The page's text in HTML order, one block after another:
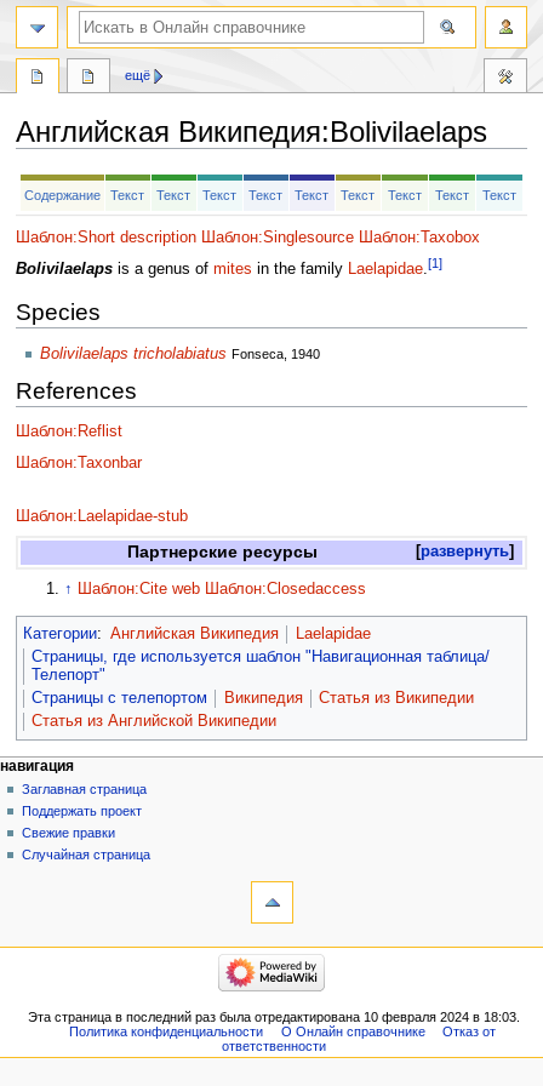
Английская Википедия:Bolivilaelaps
Перейти
Перейти
Содержание Текст Текст Текст Текст Текст Текст Текст Текст Текст
Шаблон:Short description Шаблон:Singlesource
Шаблон:Taxobox
Bolivilaelapsis a genus of mites in the family Laelapidae.[1]
Species
Bolivilaelaps tricholabiatus Fonseca, 1940
References
Шаблон:Reflist
Шаблон:Taxonbar
Шаблон:Laelapidae-stub
развернуть
Партнерские ресурсы
↑ Шаблон:Cite web Шаблон:Closedaccess
Категории: Английская Википедия
Laelapidae
Страницы, где используется шаблон "Навигационная таблица/
Телепорт"
Страницы с телепортом
Википедия
Статья из Википедии
Статья из Английской Википедии
ещё
навигация
Заглавная страница
Поддержать проект
Свежие правки
Случайная страница
Эта страница в последний раз была отредактирована 10 февраля 2024 в 18:03.
Политика конфиденциальности
О Онлайн справочнике
Отказ от
ответственности